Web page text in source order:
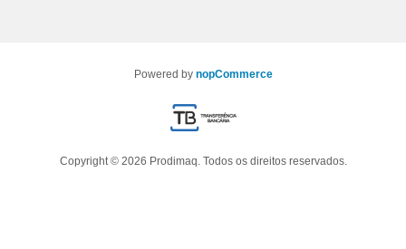
Powered by nopCommerce
Copyright © 2026 Prodimaq. Todos os direitos reservados.